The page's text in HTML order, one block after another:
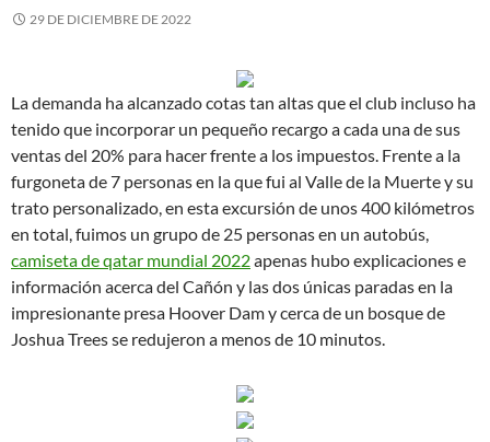
29 DE DICIEMBRE DE 2022
La demanda ha alcanzado cotas tan altas que el club incluso ha
tenido que incorporar un pequeño recargo a cada una de sus
ventas del 20% para hacer frente a los impuestos. Frente a la
furgoneta de 7 personas en la que fui al Valle de la Muerte y su
trato personalizado, en esta excursión de unos 400 kilómetros
en total, fuimos un grupo de 25 personas en un autobús,
camiseta de qatar mundial 2022apenas hubo explicaciones e
información acerca del Cañón y las dos únicas paradas en la
impresionante presa Hoover Dam y cerca de un bosque de
Joshua Trees se redujeron a menos de 10 minutos.